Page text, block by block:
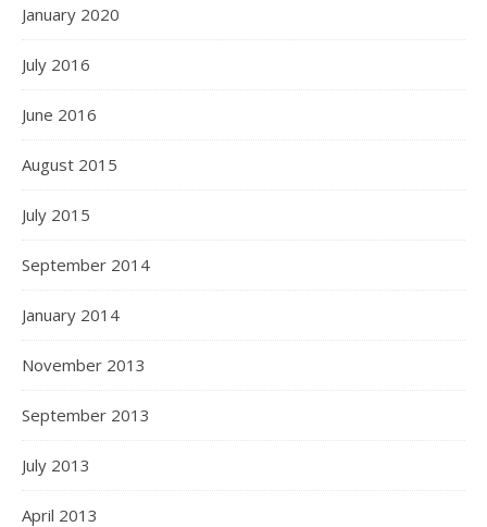
January 2020
July 2016
June 2016
August 2015
July 2015
September 2014
January 2014
November 2013
September 2013
July 2013
April 2013